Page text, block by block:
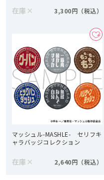
在庫 × 3,300円
マッシュル-MASHLE- セリフキ
ャラバッジコレクション
在庫 × 2,640円